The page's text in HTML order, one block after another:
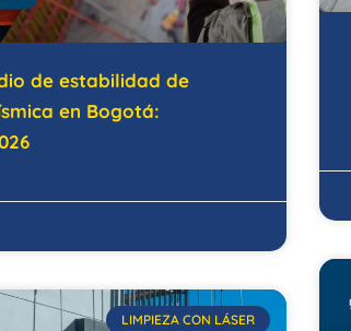
de estabilidad de
en Bogotá:
LIMPIEZA CON LÁSER